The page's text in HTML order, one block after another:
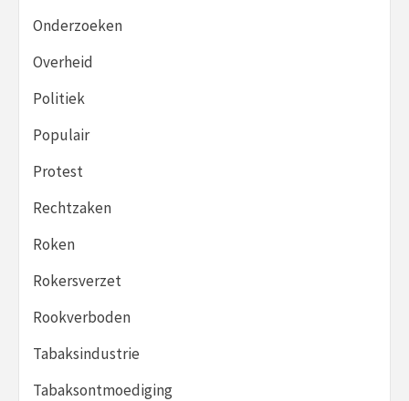
Onderzoeken
Overheid
Politiek
Populair
Protest
Rechtzaken
Roken
Rokersverzet
Rookverboden
Tabaksindustrie
Tabaksontmoediging